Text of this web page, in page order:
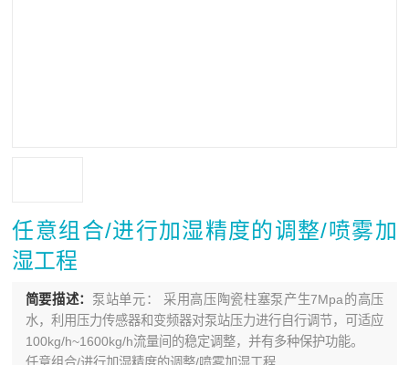
任意组合/进行加湿精度的调整/喷雾加
湿工程
简要描述： 泵站单元： 采用高压陶瓷柱塞泵产生7Mpa的高压
水，利用压力传感器和变频器对泵站压力进行自行调节，可适应
100kg/h~1600kg/h流量间的稳定调整，并有多种保护功能。
任意组合/进行加湿精度的调整/喷雾加湿工程